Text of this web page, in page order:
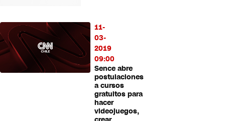
11-
03-
2019
09:00
Sence abre
postulaciones
a cursos
gratuitos para
hacer
videojuegos,